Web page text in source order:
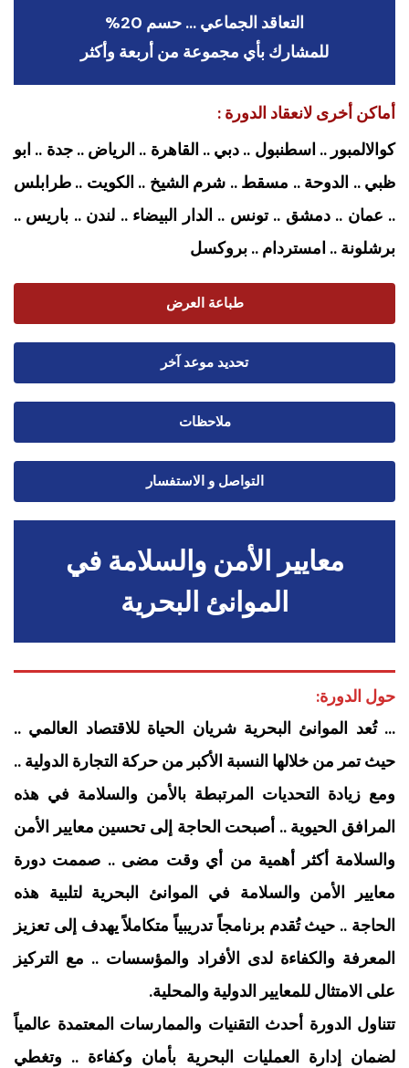
التعاقد الجماعي … حسم 20%
للمشارك بأي مجموعة من أربعة وأكثر
أماكن أخرى لانعقاد الدورة :
كوالالمبور .. اسطنبول .. دبي .. القاهرة .. الرياض .. جدة .. ابو
ظبي .. الدوحة .. مسقط .. شرم الشيخ .. الكويت .. طرابلس
.. عمان .. دمشق .. تونس .. الدار البيضاء .. لندن .. باريس ..
برشلونة .. امستردام .. بروكسل
طباعة العرض
تحديد موعد آخر
ملاحظات
التواصل و الاستفسار
معايير الأمن والسلامة في
الموانئ البحرية
حول الدورة:
… تُعد الموانئ البحرية شريان الحياة للاقتصاد العالمي ..
حيث تمر من خلالها النسبة الأكبر من حركة التجارة الدولية ..
ومع زيادة التحديات المرتبطة بالأمن والسلامة في هذه
المرافق الحيوية .. أصبحت الحاجة إلى تحسين معايير الأمن
والسلامة أكثر أهمية من أي وقت مضى .. صممت دورة
معايير الأمن والسلامة في الموانئ البحرية لتلبية هذه
الحاجة .. حيث تُقدم برنامجاً تدريبياً متكاملاً يهدف إلى تعزيز
المعرفة والكفاءة لدى الأفراد والمؤسسات .. مع التركيز
على الامتثال للمعايير الدولية والمحلية.
تتناول الدورة أحدث التقنيات والممارسات المعتمدة عالمياً
لضمان إدارة العمليات البحرية بأمان وكفاءة .. وتغطي